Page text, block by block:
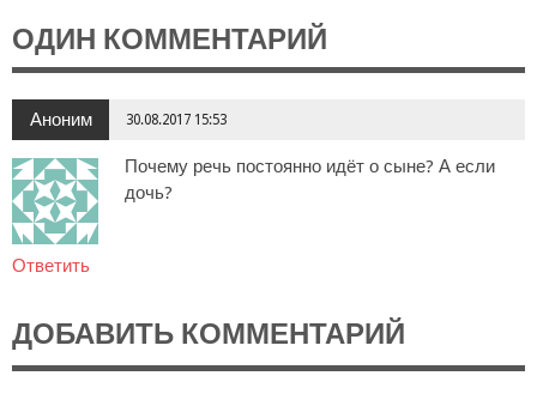
ОДИН КОММЕНТАРИЙ
Аноним 30.08.2017 15:53
Почему речь постоянно идёт о сыне? А если
дочь?
Ответить
ДОБАВИТЬ КОММЕНТАРИЙ